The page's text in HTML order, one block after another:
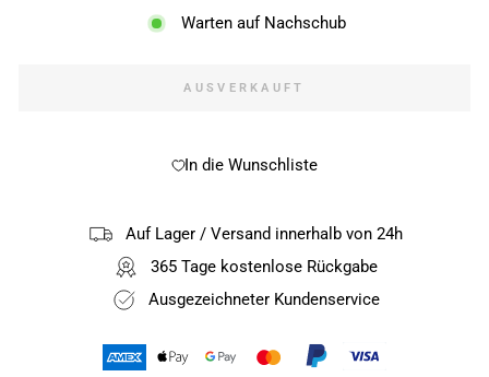
Warten auf Nachschub
AUSVERKAUFT
In die Wunschliste
Auf Lager / Versand innerhalb von 24h
365 Tage kostenlose Rückgabe
Ausgezeichneter Kundenservice